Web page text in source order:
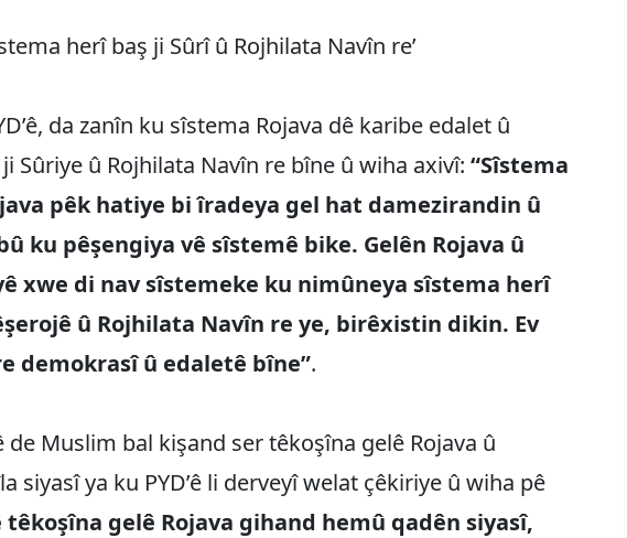
herî baş ji Sûrî û Rojhilata Navîn re’
da zanîn ku sîstema Rojava dê karibe edalet û
Sûriye û Rojhilata Navîn re bîne û wiha axivî: “Sîstema
pêk hatiye bi îradeya gel hat damezirandin û
ku pêşengiya vê sîstemê bike. Gelên Rojava û
xwe di nav sîstemeke ku nimûneya sîstema herî
û Rojhilata Navîn re ye, birêxistin dikin. Ev
demokrasî û edaletê bîne”.
de Muslim bal kişand ser têkoşîna gelê Rojava û
siyasî ya ku PYD’ê li derveyî welat çêkiriye û wiha pê
têkoşîna gelê Rojava gihand hemû qadên siyasî,